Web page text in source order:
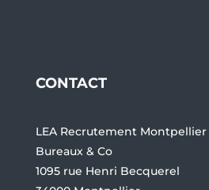
CONTACT
LEA Recrutement Montpellier
Bureaux & Co
1095 rue Henri Becquerel